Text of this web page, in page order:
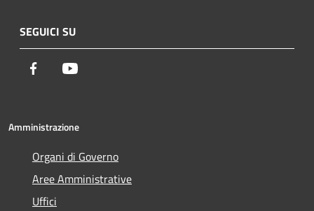
SEGUICI SU
Facebook
Amministrazione
Organi di Governo
Aree Amministrative
Uffici